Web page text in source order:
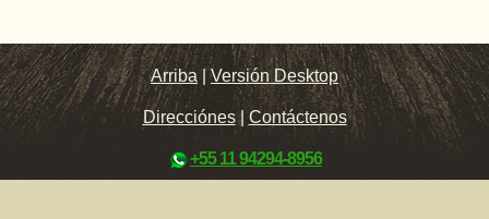
Arriba |Versión Desktop
Direcciónes| Contáctenos
+55 11 94294-8956